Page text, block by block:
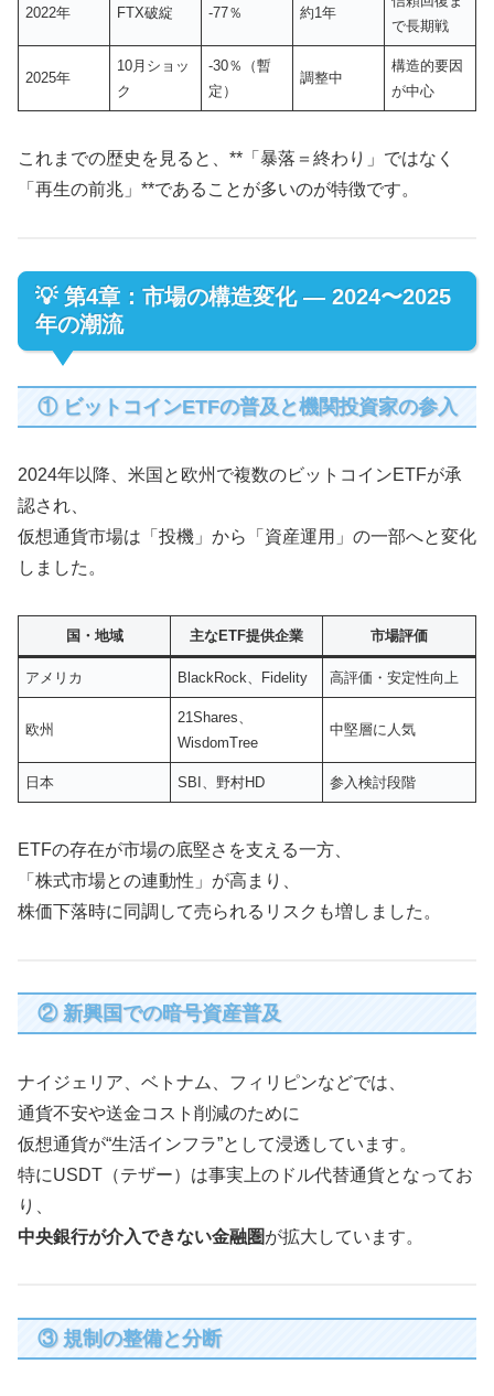
2022年 FTX破綻 -77％ 約1年
で長期戦
2025年
10月ショッ
ク
-30％（暫
定）
調整中
構造的要因
が中心
これまでの歴史を見ると、**「暴落＝終わり」ではなく
「再生の前兆」**であることが多いのが特徴です。
💡 第4章：市場の構造変化 ― 2024〜2025
年の潮流
① ビットコインETFの普及と機関投資家の参入
2024年以降、米国と欧州で複数のビットコインETFが承
認され、
仮想通貨市場は「投機」から「資産運用」の一部へと変化
しました。
国・地域 主なETF提供企業 市場評価
アメリカ BlackRock、Fidelity 高評価・安定性向上
欧州
21Shares、
WisdomTree
中堅層に人気
日本 SBI、野村HD 参入検討段階
ETFの存在が市場の底堅さを支える一方、
「株式市場との連動性」が高まり、
株価下落時に同調して売られるリスクも増しました。
② 新興国での暗号資産普及
ナイジェリア、ベトナム、フィリピンなどでは、
通貨不安や送金コスト削減のために
仮想通貨が“生活インフラ”として浸透しています。
特にUSDT（テザー）は事実上のドル代替通貨となってお
り、
中央銀行が介入できない金融圏が拡大しています。
③ 規制の整備と分断